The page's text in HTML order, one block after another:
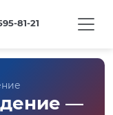
81-21
—